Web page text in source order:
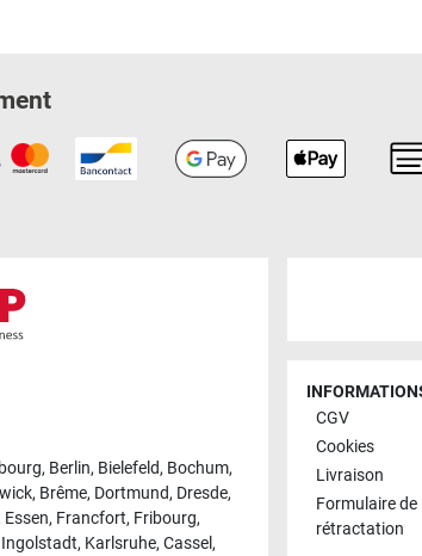
, Berlin, Bielefeld, Bochum,
, Brême, Dortmund, Dresde,
Essen, Francfort, Fribourg,
Ingolstadt, Karlsruhe, Cassel,
CGV
Cookies
Livraison
Formulaire de
rétractation